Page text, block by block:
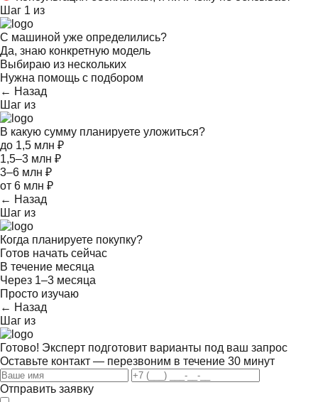
Шаг 1 из
С машиной уже определились?
Да, знаю конкретную модель
Выбираю из нескольких
Нужна помощь с подбором
← Назад
Шаг из
В какую сумму планируете уложиться?
до 1,5 млн ₽
1,5–3 млн ₽
3–6 млн ₽
от 6 млн ₽
← Назад
Шаг из
Когда планируете покупку?
Готов начать сейчас
В течение месяца
Через 1–3 месяца
Просто изучаю
← Назад
Шаг из
Готово! Эксперт подготовит варианты под ваш запрос
Оставьте контакт — перезвоним в течение 30 минут
Отправить заявку